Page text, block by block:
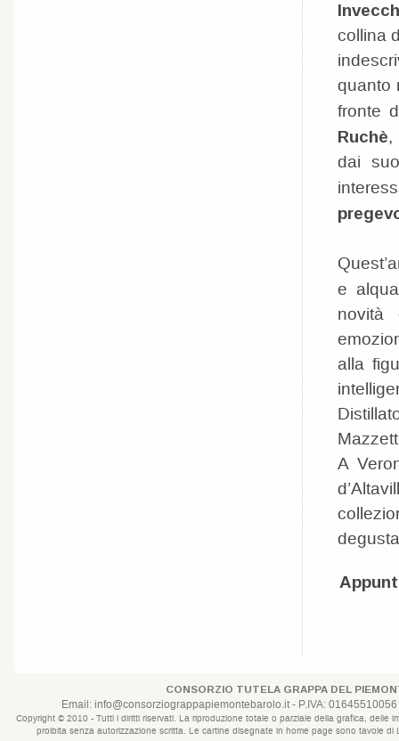
collina
quanto
fronte
Ruchè,
dai
e
novità
alla
A
CONSORZIO TUTELA GRAPPA DEL
Email: info@consorziograppapiemontebarolo.it- P.IVA:
Copyright © 2010 - Tutti i diritti riservati. La riproduzione totale o parziale della grafica,
proibita senza autorizzazione scritta. Le cartine disegnate in home page sono tavole